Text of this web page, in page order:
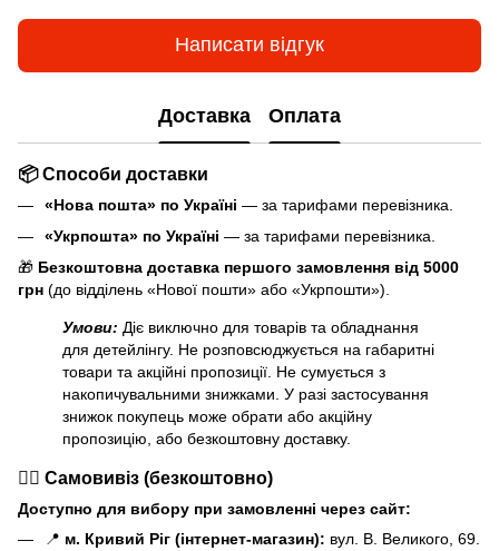
Написати відгук
Доставка Оплата
📦 Способи доставки
«Нова пошта» по Україні — за тарифами перевізника.
«Укрпошта» по Україні — за тарифами перевізника.
🎁 Безкоштовна доставка першого замовлення від 5000
грн (до відділень «Нової пошти» або «Укрпошти»).
Умови: Діє виключно для товарів та обладнання
для детейлінгу. Не розповсюджується на габаритні
товари та акційні пропозиції. Не сумується з
накопичувальними знижками. У разі застосування
знижок покупець може обрати або акційну
пропозицію, або безкоштовну доставку.
🏃‍♂️ Самовивіз (безкоштовно)
Доступно для вибору при замовленні через сайт:
📍 м. Кривий Ріг (інтернет-магазин): вул. В. Великого, 69.